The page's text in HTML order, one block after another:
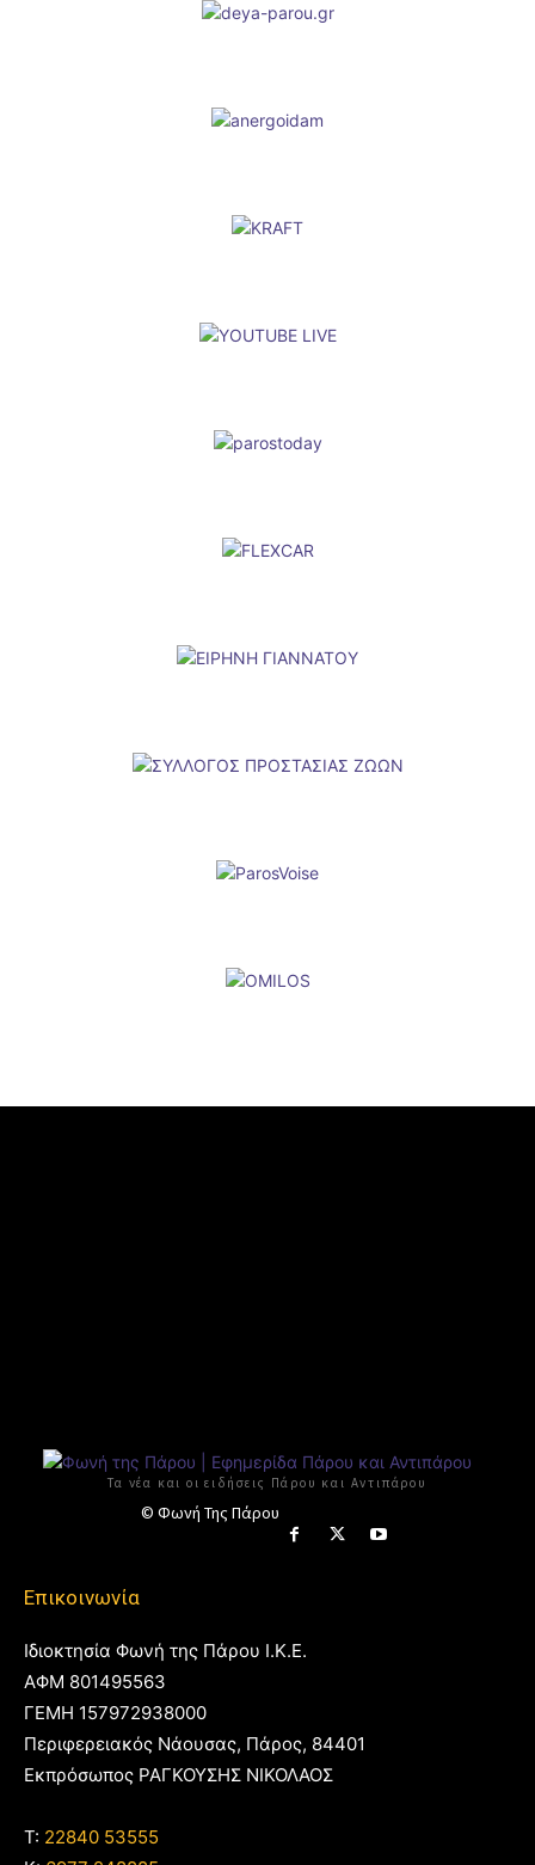
Τα νέα και οι ειδήσεις Πάρου και Αντιπάρου
© Φωνή Της Πάρου
Επικοινωνία
Ιδιοκτησία Φωνή της Πάρου Ι.Κ.Ε.
ΑΦΜ 801495563
ΓΕΜΗ 157972938000
Περιφερειακός Νάουσας, Πάρος, 84401
Εκπρόσωπος ΡΑΓΚΟΥΣΗΣ ΝΙΚΟΛΑΟΣ
T: 22840 53555